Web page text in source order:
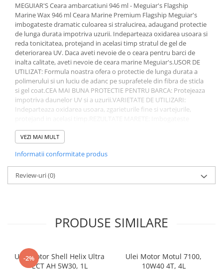
MEGUIAR'S Ceara ambarcatiuni 946 ml - Meguiar's Flagship
Marine Wax 946 ml Ceara Marine Premium Flagship Meguiar's
imbogateste dramatic culoarea si stralucirea, adaugand protectie
de lunga durata impotriva uzurii. Indeparteaza oxidarea usoara si
reda tonicitatea, protejand in acelasi timp stratul de gel de
deteriorarea UV. Daca aveti nevoie de o ceara pentru barci de
inalta calitate, aveti nevoie de ceara marine Meguiar's.USOR DE
UTILIZAT: Formula noastra ofera o protectie de lunga durata a
polimerului si un luciu de adanc pe suprafetele din fibra de sticla
si gel coat.CEA MAI BUNA PROTECTIE PENTRU BARCA: Protejeaza
impotriva daunelor UV si a uzurii.VARIETATE DE UTILIZARI:
Indeparteaza oxidarea usoara, zgarieturile fine si vartejurile,
bogatie a suprafetei.UTILIZARE: Formulat pentru a fi eficient in
VEZI MAI MULT
Informatii conformitate produs
Review-uri(0)
PRODUSE SIMILARE
-2%
Ulei motor Shell Helix Ultra
ECT AH 5W30, 1L
Ulei Motor Motul 7100,
10W40 4T, 4L